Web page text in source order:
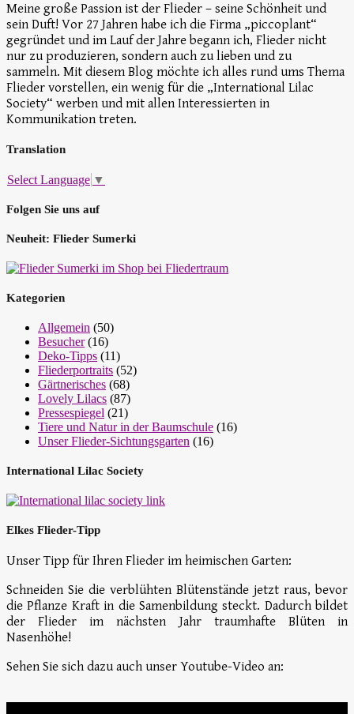
Meine große Passion ist der Flieder – seine Schönheit und
sein Duft! Vor 27 Jahren habe ich die Firma „piccoplant“
gegründet und im Lauf der Jahre begann ich, Flieder nicht
nur zu produzieren, sondern auch zu lieben und zu
sammeln. Mit diesem Blog möchte ich alles rund ums Thema
Flieder vorstellen, ein wenig für die „International Lilac
Society“ werben und mit allen Interessierten in
Kommunikation treten.
Translation
Select Language ▼
Folgen Sie uns auf
Neuheit: Flieder Sumerki
Kategorien
Allgemein (50)
Besucher(16)
Deko-Tipps (11)
Fliederportraits (52)
Gärtnerisches (68)
Lovely Lilacs (87)
Pressespiegel (21)
Tiere und Natur in der Baumschule (16)
Unser Flieder-Sichtungsgarten (16)
International Lilac Society
Elkes Flieder-Tipp
Unser Tipp für Ihren Flieder im heimischen Garten:
Schneiden Sie die verblühten Blütenstände jetzt raus, bevor
die Pflanze Kraft in die Samenbildung steckt. Dadurch bildet
der Flieder im nächsten Jahr traumhafte Blüten in
Nasenhöhe!
Sehen Sie sich dazu auch unser Youtube-Video an: